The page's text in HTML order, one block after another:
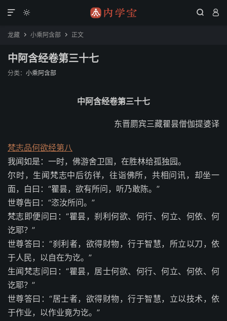
  

龙藏  小乘阿含部  正文
中阿含经卷第三十七
分类： 小乘阿含部
中阿含经卷第三十七
东晋罽宾三藏瞿昙僧伽提婆译
梵志品何欲经第八
我闻如是：一时，佛游舍卫国，在胜林给孤独园。
尔时，生闻梵志中后彷徉，往诣佛所，共相问讯，却坐一
面，白曰：“瞿昙，欲有所问，听乃敢陈。”
世尊告曰：“恣汝所问。”
梵志即便问曰：“瞿昙，刹利何欲、何行、何立、何依、何
讫耶？”
世尊答曰：“刹利者，欲得财物，行于智慧，所立以刀，依
于人民，以自在为讫。”
生闻梵志问曰：“瞿昙，居士何欲、何行、何立、何依、何
讫耶？”
世尊答曰：“居士者，欲得财物，行于智慧，立以技术，依
于作业，以作业竟为讫。”